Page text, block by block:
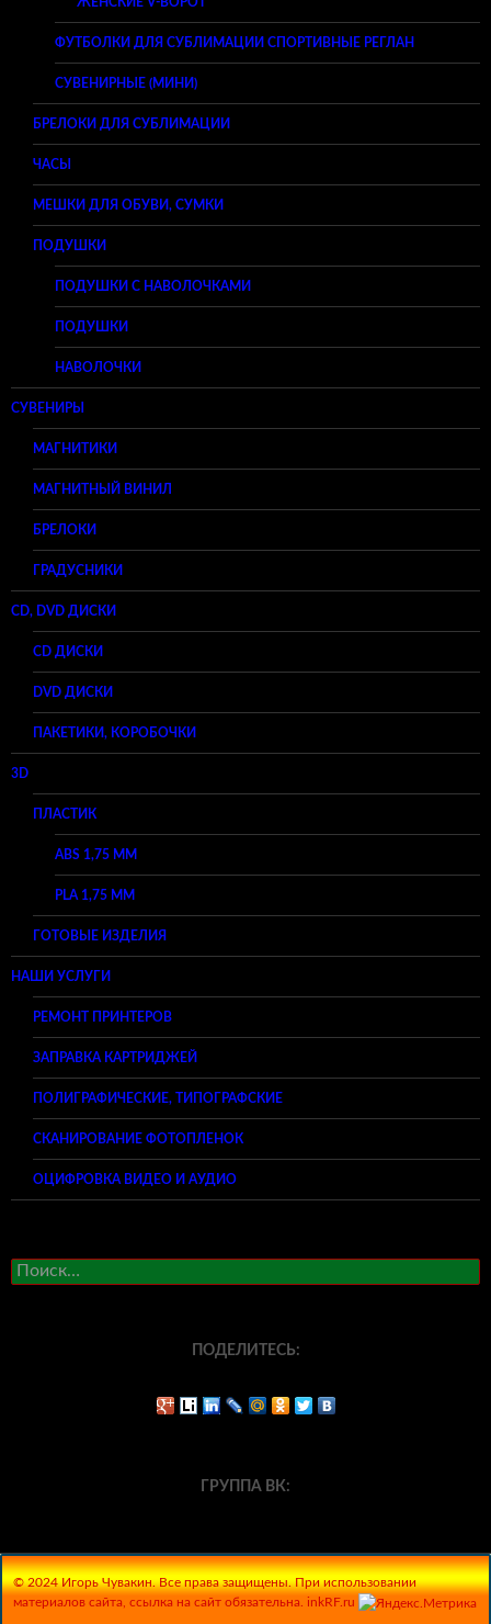
ФУТБОЛКИ ДЛЯ СУБЛИМАЦИИ СПОРТИВНЫЕ РЕГЛАН
СУВЕНИРНЫЕ (МИНИ)
БРЕЛОКИ ДЛЯ СУБЛИМАЦИИ
ЧАСЫ
МЕШКИ ДЛЯ ОБУВИ, СУМКИ
ПОДУШКИ
ПОДУШКИ С НАВОЛОЧКАМИ
ПОДУШКИ
НАВОЛОЧКИ
СУВЕНИРЫ
МАГНИТИКИ
МАГНИТНЫЙ ВИНИЛ
БРЕЛОКИ
ГРАДУСНИКИ
CD, DVD ДИСКИ
CD ДИСКИ
DVD ДИСКИ
ПАКЕТИКИ, КОРОБОЧКИ
3D
ПЛАСТИК
ABS 1,75 ММ
PLA 1,75 ММ
ГОТОВЫЕ ИЗДЕЛИЯ
НАШИ УСЛУГИ
РЕМОНТ ПРИНТЕРОВ
ЗАПРАВКА КАРТРИДЖЕЙ
ПОЛИГРАФИЧЕСКИЕ, ТИПОГРАФСКИЕ
СКАНИРОВАНИЕ ФОТОПЛЕНОК
ОЦИФРОВКА ВИДЕО И АУДИО
Найти:
ПОДЕЛИТЕСЬ:
ГРУППА ВК:
© 2024 Игорь Чувакин. Все права защищены. При использовании
материалов сайта, ссылка на сайт обязательна. inkRF.ru